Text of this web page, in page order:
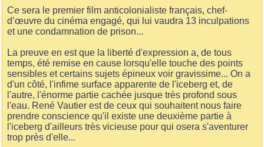
Ce sera le premier film anticolonialiste français, chef-
d’œuvre du cinéma engagé, qui lui vaudra 13 inculpations
et une condamnation de prison...
La preuve en est que la liberté d'expression a, de tous
temps, été remise en cause lorsqu'elle touche des points
sensibles et certains sujets épineux voir gravissime... On a
d'un côté, l'infime surface apparente de l'iceberg et, de
l'autre, l'énorme partie cachée jusque très profond sous
l'eau. René Vautier est de ceux qui souhaitent nous faire
prendre conscience qu'il existe une deuxième partie à
l'iceberg d'ailleurs très vicieuse pour qui osera s'aventurer
trop près d'elle...